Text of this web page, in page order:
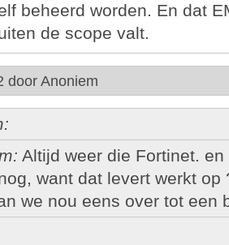
beheerd worden. En dat
de scope valt.
door Anoniem
Altijd weer die Fortinet.
want dat levert werkt op
we nou eens over tot een